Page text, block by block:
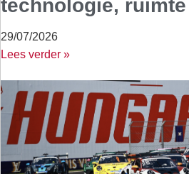
technologie,
29/07/2026
Lees verder »